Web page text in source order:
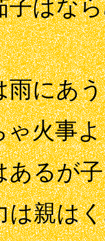
子はな
雨にあう
ゃ火事
あるが
は親は